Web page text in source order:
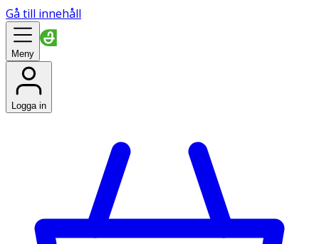
Gå till innehåll
Meny
Logga in